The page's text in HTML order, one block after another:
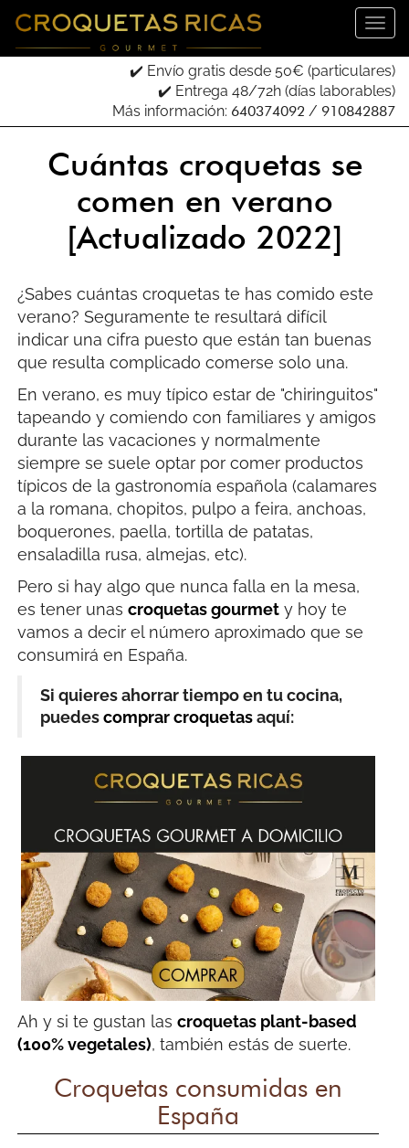
✔️ Envío gratis desde 50€ (particulares)
✔️ Entrega 48/72h (días laborables)
Más información: 640374092 / 910842887
Cuántas croquetas se
comen en verano
[Actualizado 2022]
¿Sabes cuántas croquetas te has comido este
verano? Seguramente te resultará difícil
indicar una cifra puesto que están tan buenas
que resulta complicado comerse solo una.
En verano, es muy típico estar de "chiringuitos"
tapeando y comiendo con familiares y amigos
durante las vacaciones y normalmente
siempre se suele optar por comer productos
típicos de la gastronomía española (calamares
a la romana, chopitos, pulpo a feira, anchoas,
boquerones, paella, tortilla de patatas,
ensaladilla rusa, almejas, etc).
Pero si hay algo que nunca falla en la mesa,
es tener unascroquetas gourmet y hoy te
vamos a decir el número aproximado que se
consumirá en España.
Si quieres ahorrar tiempo en tu cocina,
puedescomprar croquetas aquí:
Ah y si te gustan lascroquetas plant-based
(100% vegetales), también estás de suerte.
Croquetas consumidas en
España